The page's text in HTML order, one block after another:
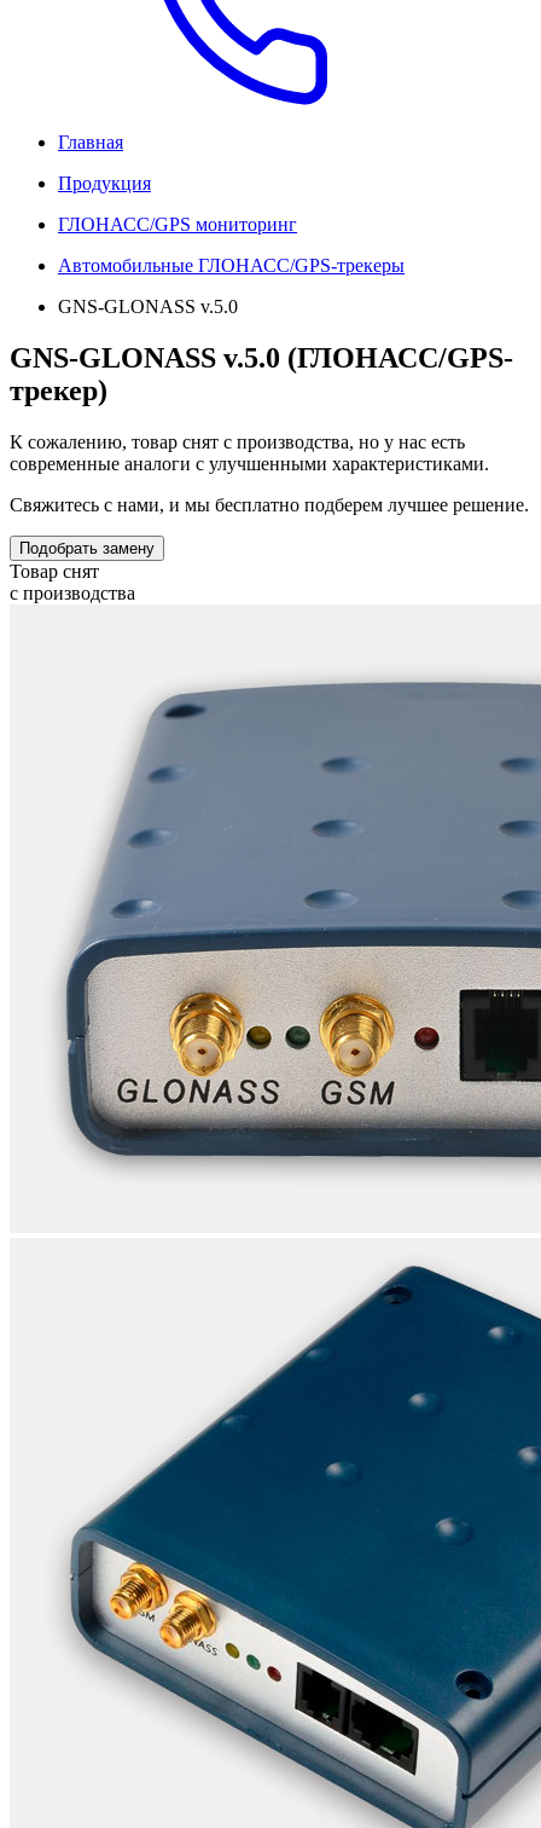
Главная
Продукция
ГЛОНАСС/GPS мониторинг
Автомобильные ГЛОНАСС/GPS-трекеры
GNS-GLONASS v.5.0
GNS-GLONASS v.5.0 (ГЛОНАСС/GPS-
трекер)
К сожалению, товар снят с производства, но у нас есть
современные аналоги с улучшенными характеристиками.
Свяжитесь с нами, и мы бесплатно подберем лучшее решение.
Подобрать замену
Товар снят
с производства